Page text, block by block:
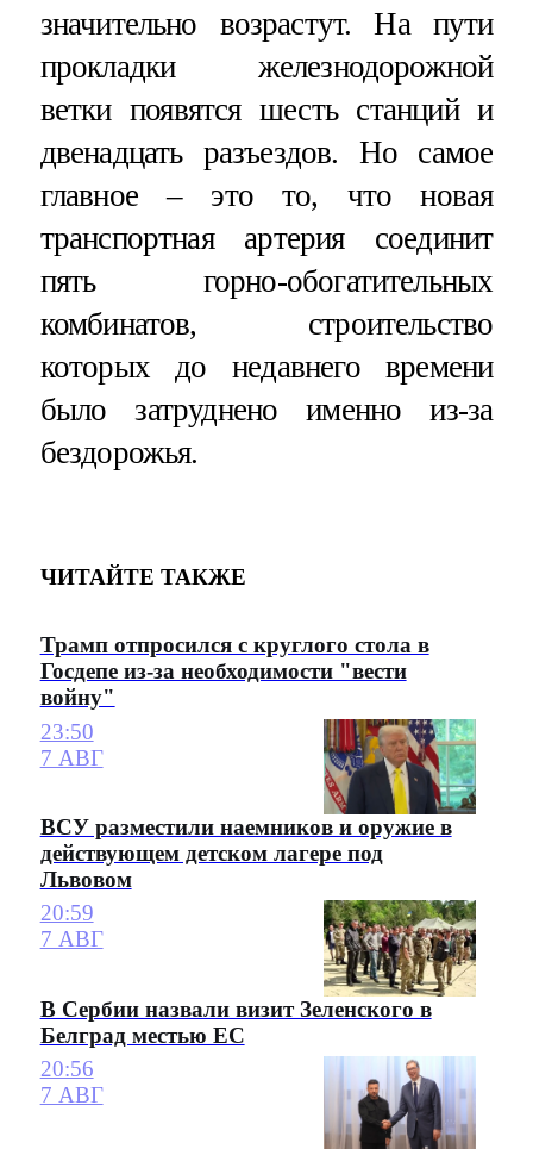
значительно возрастут. На пути
прокладки железнодорожной
ветки появятся шесть станций и
двенадцать разъездов. Но самое
главное – это то, что новая
транспортная артерия соединит
пять горно-обогатительных
комбинатов, строительство
которых до недавнего времени
было затруднено именно из-за
бездорожья.
ЧИТАЙТЕ ТАКЖЕ
Трамп отпросился с круглого стола в
Госдепе из-за необходимости "вести
войну"
23:50
7 АВГ
ВСУ разместили наемников и оружие в
действующем детском лагере под
Львовом
20:59
7 АВГ
В Сербии назвали визит Зеленского в
Белград местью ЕС
20:56
7 АВГ